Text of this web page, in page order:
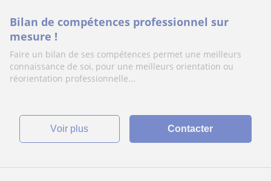
Bilan de compétences professionnel sur
mesure !
Faire un bilan de ses compétences permet une meilleurs
connaissance de soi, pour une meilleurs orientation ou
réorientation professionnelle...
voir plus Contacter